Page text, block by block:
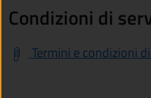
Condizioni di
Termini e condizioni